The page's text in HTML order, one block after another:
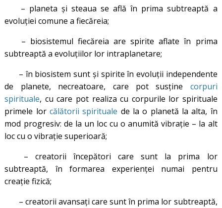
– planeta și steaua se află în prima subtreaptă a
evoluției comune a fiecăreia;
– biosistemul fiecăreia are spirite aflate în prima
subtreaptă a evoluțiilor lor intraplanetare;
– în biosistem sunt și spirite în evoluții independente
de planete, necreatoare, care pot susține corpuri
spirituale, cu care pot realiza cu corpurile lor spirituale
primele lorcălătorii spirituale de la o planetă la alta, în
mod progresiv: de la un loc cu o anumită vibrație – la alt
loc cu o vibrație superioară;
– creatorii începători care sunt la prima lor
subtreaptă, în formarea experienței numai pentru
creație fizică;
– creatorii avansați care sunt în prima lor subtreaptă,